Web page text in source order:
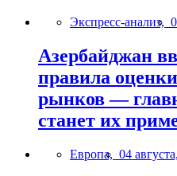
Экспресс-анализ,
Азербайджан
правила
рынков —
станет их
Европа, 04